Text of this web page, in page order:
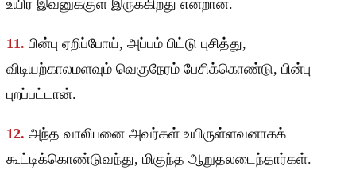
உயிர் இவனுக்குள் இருக்கிறது என்றான்.
11. பின்பு ஏறிப்போய், அப்பம் பிட்டு புசித்து,
விடியற்காலமளவும் வெகுநேரம் பேசிக்கொண்டு, பின்பு
புறப்பட்டான்.
12. அந்த வாலிபனை அவர்கள் உயிருள்ளவனாகக்
கூட்டிக்கொண்டுவந்து, மிகுந்த ஆறுதலடைந்தார்கள்.